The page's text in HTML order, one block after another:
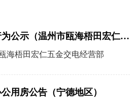
不良行为公示（温州市瓯海梧田宏仁五金交电经营部）
海梧田宏仁五金交电经营部
用房公告（宁德地区）